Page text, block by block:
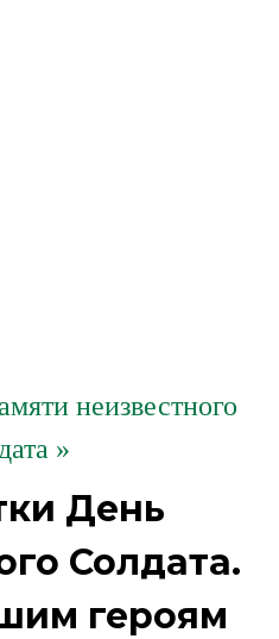
неизвестного
»
День
Солдата.
героям